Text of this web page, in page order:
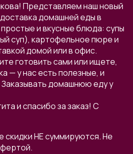
Представляем наш новый
домашней еды в
и вкусные блюда: супы
суп), картофельное пюре и
домой или в офис.
готовить сами или ищете,
— у нас есть полезные, и
домашнюю еду у
и спасибо за заказ! С
НЕ суммируются. Не